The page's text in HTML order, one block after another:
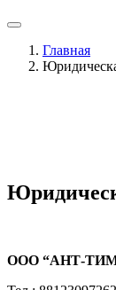
Главная
ООО “АНТ-